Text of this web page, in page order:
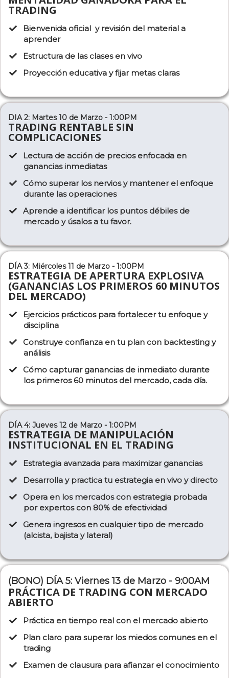
TRADING
Bienvenida oficial y revisión del material a
aprender
Estructura de las clases en vivo
Proyección educativa y fijar metas claras
DIA 2: Martes 10 de Marzo - 1:00PM
TRADING RENTABLE SIN
COMPLICACIONES
Lectura de acción de precios enfocada en
ganancias inmediatas
Cómo superar los nervios y mantener el enfoque
durante las operaciones
​Aprende a identificar los puntos débiles de
mercado y úsalos a tu favor.
DÍA 3: Miércoles 11 de Marzo - 1:00PM
ESTRATEGIA DE APERTURA EXPLOSIVA
(GANANCIAS LOS PRIMEROS 60 MINUTOS
DEL MERCADO)
Ejercicios prácticos para fortalecer tu enfoque y
disciplina
Construye confianza en tu plan con backtesting y
análisis
Cómo capturar ganancias de inmediato durante
los primeros 60 minutos del mercado, cada día.
DÍA 4: Jueves 12 de Marzo - 1:00PM
ESTRATEGIA DE MANIPULACIÓN
INSTITUCIONAL EN EL TRADING
Estrategia avanzada para maximizar ganancias
Desarrolla y practica tu estrategia en vivo y directo
Opera en los mercados con estrategia probada
por expertos con 80% de efectividad
Genera ingresos en cualquier tipo de mercado
(alcista, bajista y lateral)
(BONO) DÍA 5: Viernes 13 de Marzo - 9:00AM
PRÁCTICA DE TRADING CON MERCADO
ABIERTO
Práctica en tiempo real con el mercado abierto
Plan claro para superar los miedos comunes en el
trading
Examen de clausura para afianzar el conocimiento